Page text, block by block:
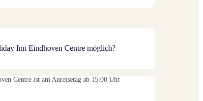
Inn Eindhoven Centre möglich?
Centre ist am Anreisetag ab 15:00 Uhr